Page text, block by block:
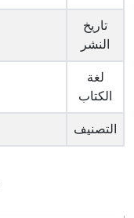
تاريخ
النشر
لغة
الكتاب
التصنيف